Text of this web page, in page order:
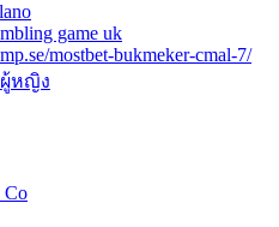
game uk
mostbet-bukmeker-cmal-7/
หญิง
Co